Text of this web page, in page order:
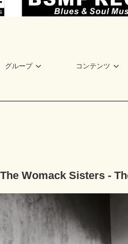
グループ コンテンツ
Womack Sisters -